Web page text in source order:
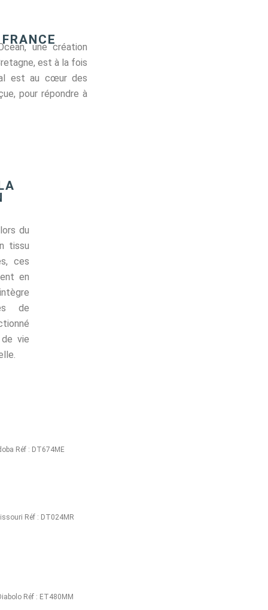
une création
est à la fois
est au cœur des
pour répondre à
du
tissu
ces
en
de
vie
Réf : DT674ME
Réf : DT024MR
Réf : ET480MM